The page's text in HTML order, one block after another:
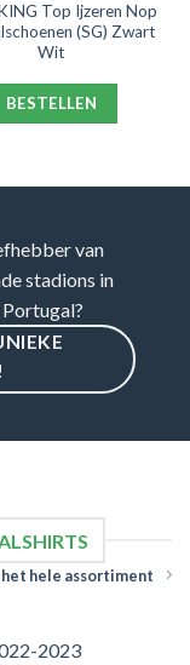
Top Ijzeren Nop
(SG) Zwart
Wit
BESTELLEN
van
stadions in
hele assortiment
2023